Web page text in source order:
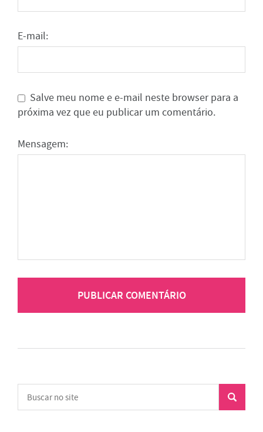
E-mail:
Salve meu nome e e-mail neste browser para a
próxima vez que eu publicar um comentário.
Mensagem: